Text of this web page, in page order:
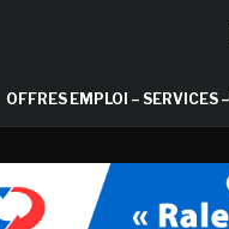
OFFRES EMPLOI – SERVICES